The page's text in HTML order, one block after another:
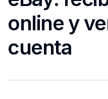
online y
cuenta